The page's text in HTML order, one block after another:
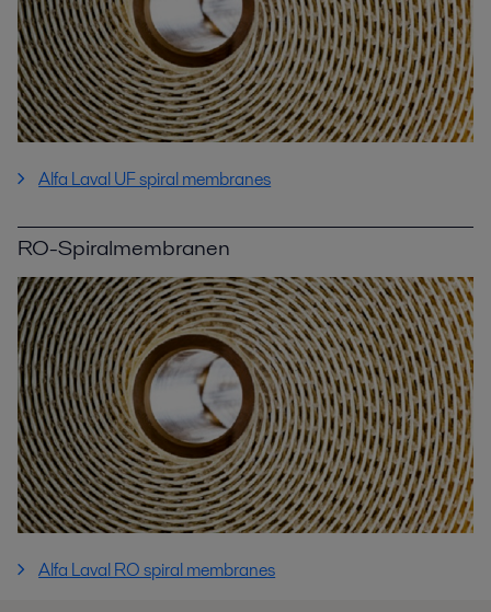
Alfa Laval UF spiral membranes
RO-Spiralmembranen
Alfa Laval RO spiral membranes